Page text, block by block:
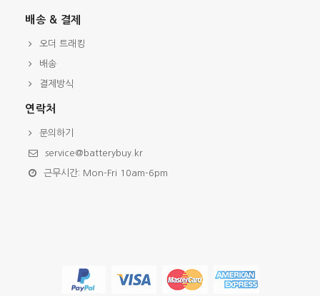
배송 & 결제
오더 트래킹
배송
결제방식
연락처
문의하기
service@batterybuy.kr
근무시간: Mon-Fri 10am-6pm